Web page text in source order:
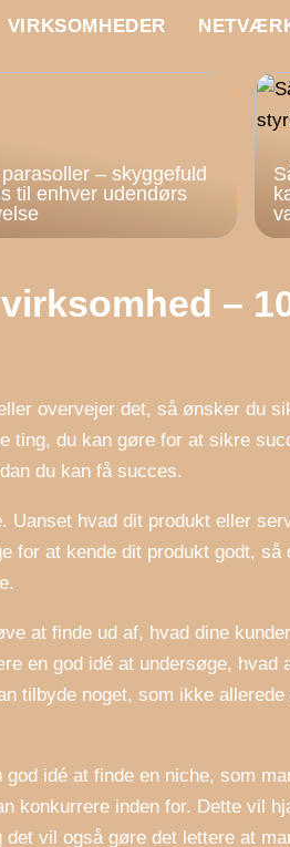
VIRKSOMHEDER
– skyggefuld
til enhver udendørs
–
overvejer det, så ønsker du
ting, du kan gøre for at sikre
du kan få succes.
Uanset hvad dit produkt eller
for at kende dit produkt godt, så
at finde ud af, hvad dine
en god idé at undersøge, hvad
tilbyde noget, som ikke allerede
idé at finde en niche, som
konkurrere inden for. Dette vil
vil også gøre det lettere at